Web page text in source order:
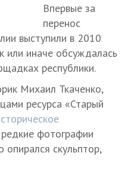
Впервые за
перенос
выступили в 2010
или иначе обсуждалась
республики.
Михаил Ткаченко,
ресурса «Старый
фотографии
опирался скульптор,